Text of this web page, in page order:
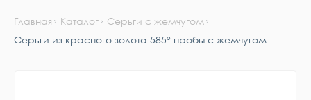
Главная Каталог
Серьги с жемчугом
Серьги из красного золота 585° пробы с жемчугом